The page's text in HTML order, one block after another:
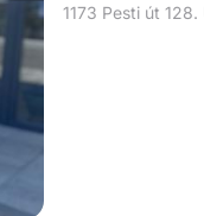
1173 Pesti út